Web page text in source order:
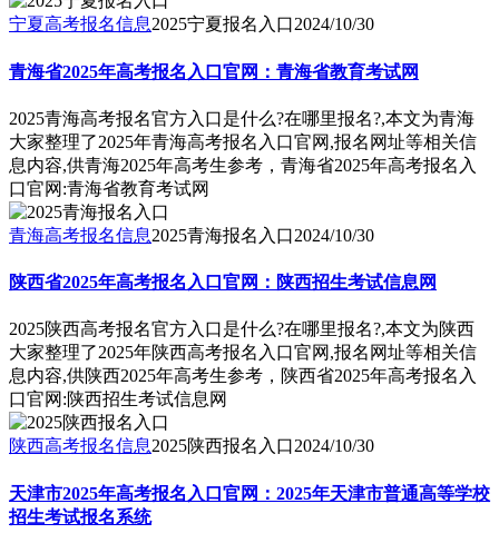
宁夏高考报名信息2025宁夏报名入口2024/10/30
青海省2025年高考报名入口官网：青海省教育考试网
2025青海高考报名官方入口是什么?在哪里报名?,本文为青海
大家整理了2025年青海高考报名入口官网,报名网址等相关信
息内容,供青海2025年高考生参考，青海省2025年高考报名入
口官网:青海省教育考试网
青海高考报名信息2025青海报名入口2024/10/30
陕西省2025年高考报名入口官网：陕西招生考试信息网
2025陕西高考报名官方入口是什么?在哪里报名?,本文为陕西
大家整理了2025年陕西高考报名入口官网,报名网址等相关信
息内容,供陕西2025年高考生参考，陕西省2025年高考报名入
口官网:陕西招生考试信息网
陕西高考报名信息2025陕西报名入口 2024/10/30
天津市2025年高考报名入口官网：2025年天津市普通高等学校
招生考试报名系统